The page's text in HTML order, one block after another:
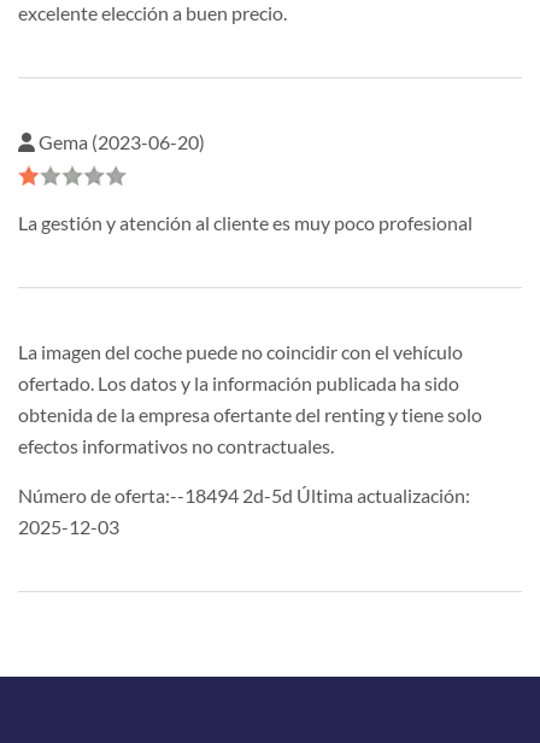
excelente elección a buen precio.
Gema (2023-06-20)
La gestión y atención al cliente es muy poco profesional
La imagen del coche puede no coincidir con el vehículo
ofertado. Los datos y la información publicada ha sido
obtenida de la empresa ofertante del renting y tiene solo
efectos informativos no contractuales.
Número de oferta:--18494 2d-5d Última actualización:
2025-12-03